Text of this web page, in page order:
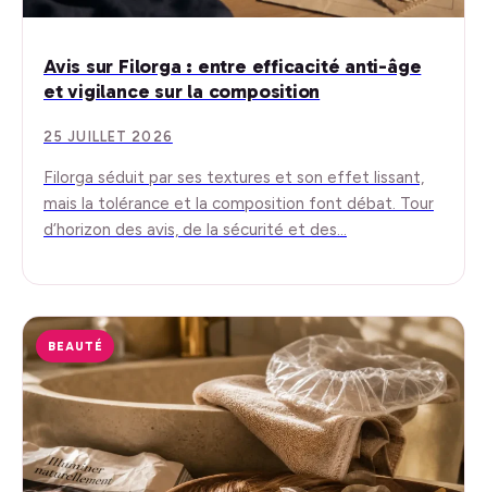
Avis sur Filorga : entre efficacité anti-âge
et vigilance sur la composition
25 JUILLET 2026
Filorga séduit par ses textures et son effet lissant,
mais la tolérance et la composition font débat. Tour
d’horizon des avis, de la sécurité et des…
BEAUTÉ